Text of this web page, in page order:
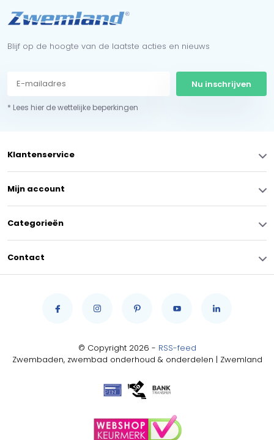
Blijf op de hoogte van de laatste acties en nieuws
Nu inschrijven
* Lees hier de wettelijke beperkingen
Klantenservice
Mijn account
Categorieën
Contact
© Copyright 2026 - RSS-feed
Zwembaden, zwembad onderhoud & onderdelen | Zwemland